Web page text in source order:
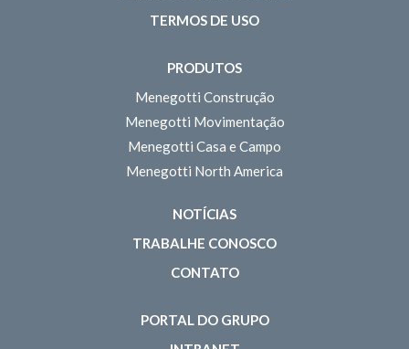
TERMOS DE USO
PRODUTOS
Menegotti Construção
Menegotti Movimentação
Menegotti Casa e Campo
Menegotti North America
NOTÍCIAS
TRABALHE CONOSCO
CONTATO
PORTAL DO GRUPO